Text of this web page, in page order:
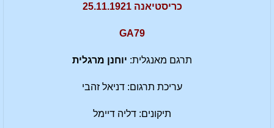
כריסטיאנה 25.11.1921
GA79
תרגם מאנגלית: יוחנן מרגלית
עריכת תרגום: דניאל זהבי
תיקונים: דליה דיימל